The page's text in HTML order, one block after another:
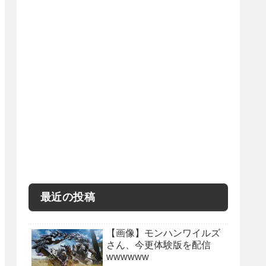
最近の投稿
【画像】モンハンワイルズ
さん、今更体験版を配信
wwwwww